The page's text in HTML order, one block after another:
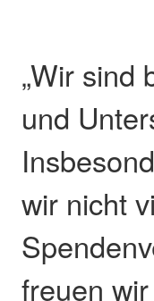
„Wir sind
und
wir nicht
freuen